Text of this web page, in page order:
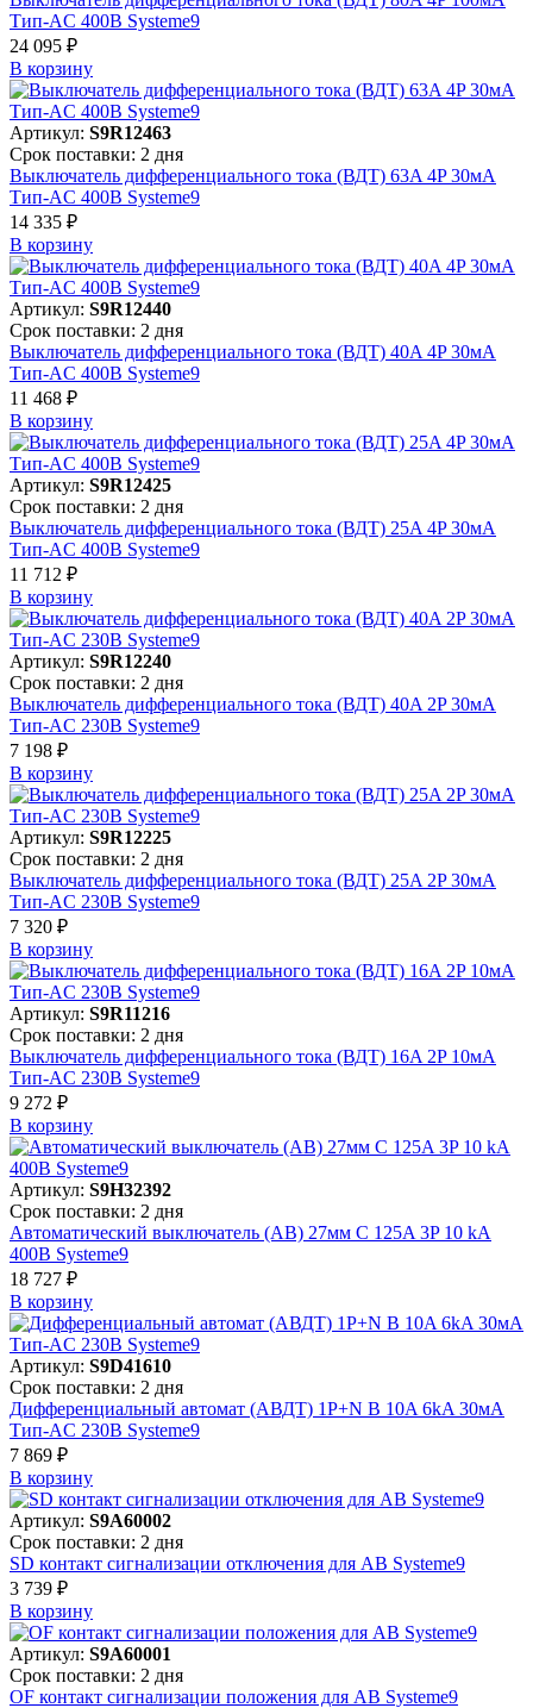
Тип-AC 400В Systeme9
24 095 ₽
В корзинy
Артикул: S9R12463
Срок поставки: 2 дня
Выключатель дифференциального тока (ВДТ) 63A 4P 30мА
Тип-AC 400В Systeme9
14 335 ₽
В корзинy
Артикул: S9R12440
Срок поставки: 2 дня
Выключатель дифференциального тока (ВДТ) 40A 4P 30мА
Тип-AC 400В Systeme9
11 468 ₽
В корзинy
Артикул: S9R12425
Срок поставки: 2 дня
Выключатель дифференциального тока (ВДТ) 25A 4P 30мА
Тип-AC 400В Systeme9
11 712 ₽
В корзинy
Артикул: S9R12240
Срок поставки: 2 дня
Выключатель дифференциального тока (ВДТ) 40A 2P 30мА
Тип-AC 230В Systeme9
7 198 ₽
В корзинy
Артикул: S9R12225
Срок поставки: 2 дня
Выключатель дифференциального тока (ВДТ) 25A 2P 30мА
Тип-AC 230В Systeme9
7 320 ₽
В корзинy
Артикул: S9R11216
Срок поставки: 2 дня
Выключатель дифференциального тока (ВДТ) 16A 2P 10мА
Тип-AC 230В Systeme9
9 272 ₽
В корзинy
Артикул: S9H32392
Срок поставки: 2 дня
Автоматический выключатель (АВ) 27мм C 125A 3P 10 kA
400В Systeme9
18 727 ₽
В корзинy
Артикул: S9D41610
Срок поставки: 2 дня
Дифференциальный автомат (АВДТ) 1P+N B 10A 6kA 30мА
Тип-AC 230В Systeme9
7 869 ₽
В корзинy
Артикул: S9A60002
Срок поставки: 2 дня
SD контакт сигнализации отключения для АВ Systeme9
3 739 ₽
В корзинy
Артикул: S9A60001
Срок поставки: 2 дня
OF контакт сигнализации положения для АВ Systeme9